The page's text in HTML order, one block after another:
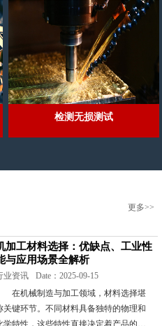
检测无损测试
更多>>
加工材料选择：优缺点、工业性
与应用场景全解析
业资讯
Date：2025-09-15
在机械制造与加工领域，材料选择堪
关键环节。不同材料具备独特的物理和